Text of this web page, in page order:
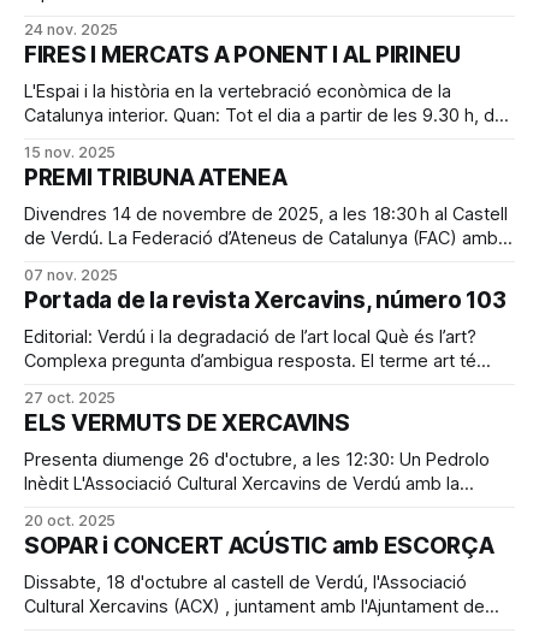
presentació del llibre ÀNIMA DE REPÚBLICA, a càrrec de
l'autor Aleix Sarri. Aleix Sarri i
24 nov. 2025
FIRES I MERCATS A PONENT I AL PIRINEU
L'Espai i la història en la vertebració econòmica de la
Catalunya interior. Quan: Tot el dia a partir de les 9.30 h, del
sessions en blocs de matí i tarda amb opció de quedar-se
a dinar (20 €). On:
15 nov. 2025
PREMI TRIBUNA ATENEA
Divendres 14 de novembre de 2025, a les 18:30 h al Castell
de Verdú. La Federació d’Ateneus de Catalunya (FAC) amb
Verdú, ús convida a la presentació del projecte guanyador
del Premi Tribuna Atenea 2024, en la seva 3a edició.
07 nov. 2025
Portada de la revista Xercavins, número 103
Editorial: Verdú i la degradació de l’art local Què és l’art?
Complexa pregunta d’ambigua resposta. El terme art té
a nosaltres, tècnica. Així doncs, l’habilitat tècnica i el gust
segons els principis estètics de
27 oct. 2025
ELS VERMUTS DE XERCAVINS
Presenta diumenge 26 d'octubre, a les 12:30: Un Pedrolo
Inèdit L'Associació Cultural Xercavins de Verdú amb la
presentació del llibre Manuel de Pedrolo, Prosa de combat,
a càrrec de Jordi Puig editor i
20 oct. 2025
SOPAR i CONCERT ACÚSTIC amb ESCORÇA
Dissabte, 18 d'octubre al castell de Verdú, l'Associació
Cultural Xercavins (ACX) , juntament amb l'Ajuntament de